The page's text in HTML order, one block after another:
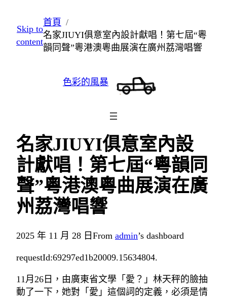
至
主
Skip to
content
首頁
名家JIUYI俱意室內設計獻唱！第七屆“粵
韻同聲”粵港澳粵曲展演在廣州荔灣唱響
色彩的風暴
名家JIUYI俱意室內設
計獻唱！第七屆“粵韻同
聲”粵港澳粵曲展演在廣
州荔灣唱響
2025 年 11 月 28 日 From admin’s dashboard
requestId:69297ed1b20009.15634804.
11月26日，由廣東省文學「愛？」林天秤的臉抽
動了一下，她對「愛」這個詞的定義，必須是情